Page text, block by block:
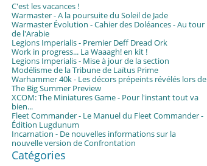
C'est les vacances !
Warmaster - A la poursuite du Soleil de Jade
Warmaster Évolution - Cahier des Doléances - Au tour
de l'Arabie
Legions Imperialis - Premier Deff Dread Ork
Work in progress... La Waaagh! en kit !
Legions Imperialis - Mise à jour de la section
Modélisme de la Tribune de Laïtus Prime
Warhammer 40k - Les décors prépeints révélés lors de
The Big Summer Preview
XCOM: The Miniatures Game - Pour l'instant tout va
bien...
Fleet Commander - Le Manuel du Fleet Commander -
Édition Lugdunum
Incarnation - De nouvelles informations sur la
nouvelle version de Confrontation
Catégories